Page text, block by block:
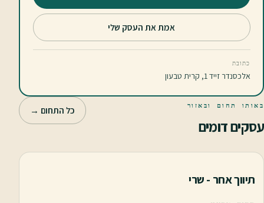
אמת את העסק שלי
כתובת
אלכסנדר זייד 1, קרית טבעון
באותו תחום ובאזור
עסקים דומים
כל התחום →
תיווך אחר - שרי